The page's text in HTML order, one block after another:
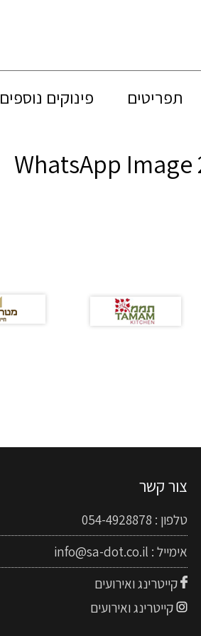
תפריטים פינוקים נוספים
WhatsApp Image
צור קשר
טלפון : 054-4928878
אימייל : info@sa-dot.co.il
קייטרינג ואירועים
קייטרינג ואירועים